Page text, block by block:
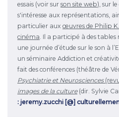
essais (voir sur son site web), sur
s'intéresse aux représentations,
particulier aux œuvres de Philip
cinéma. Il a participé à des tables
une journée d’étude sur le son à
un séminaire Addiction et
fait des conférences (théâtre de
Psychiatrie et Neurosciences
images de la culture(dir. Sylvie
: jeremy.zucchi [@]